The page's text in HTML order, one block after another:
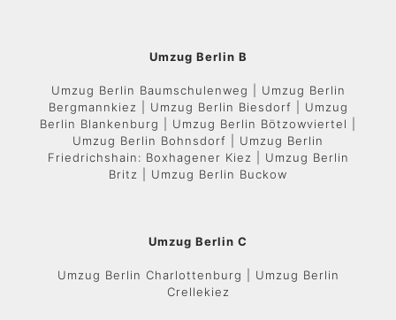
Umzug Berlin B
Umzug Berlin Baumschulenweg | Umzug Berlin
Bergmannkiez | Umzug Berlin Biesdorf | Umzug
Berlin Blankenburg | Umzug Berlin Bötzowviertel |
Umzug Berlin Bohnsdorf | Umzug Berlin
Friedrichshain: Boxhagener Kiez | Umzug Berlin
Britz | Umzug Berlin Buckow
Umzug Berlin C
Umzug Berlin Charlottenburg | Umzug Berlin
Crellekiez